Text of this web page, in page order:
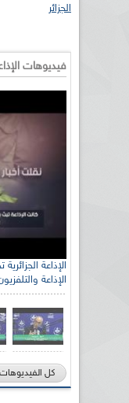
الجزائر
فيديوهات
الإذاعة
كل الفيديوهات